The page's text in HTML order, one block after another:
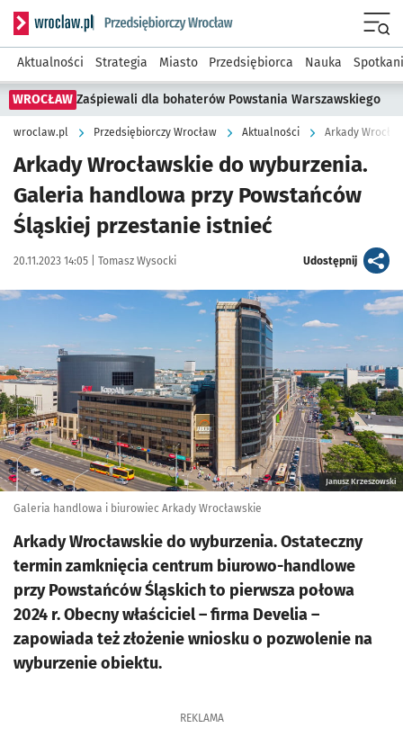
Serwis informacyjny wroclaw.pl podserwis: Strategia
Aktualności Strategia Miasto Przedsiębiorca Nauka
WROCŁAW Zaśpiewali dla bohaterów Powstania Warszawskiego
wroclaw.pl Przedsiębiorczy Wrocław Aktualności
Arkady Wrocławskie do wyburzenia.
Galeria handlowa przy Powstańców
Śląskiej przestanie istnieć
Data publikacji:
20.11.2023 14:05 | Autor:
Tomasz Wysocki Udostępnijartykuł
Kliknij, aby powiększyć
Janusz Krzeszowski
Galeria handlowa i biurowiec Arkady Wrocławskie
Arkady Wrocławskie do wyburzenia. Ostateczny
termin zamknięcia centrum biurowo-handlowe
przy Powstańców Śląskich to pierwsza połowa
2024 r. Obecny właściciel – firma Develia –
zapowiada też złożenie wniosku o pozwolenie na
wyburzenie obiektu.
REKLAMA